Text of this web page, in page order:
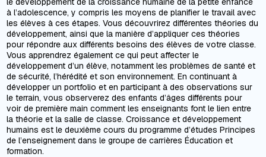
à l’adolescence, y compris les moyens de planifier le travail avec
les élèves à ces étapes. Vous découvrirez différentes théories du
développement, ainsi que la manière d’appliquer ces théories
pour répondre aux différents besoins des élèves de votre classe.
Vous apprendrez également ce qui peut affecter le
développement d’un élève, notamment les problèmes de santé et
de sécurité, l’hérédité et son environnement. En continuant à
développer un portfolio et en participant à des observations sur
le terrain, vous observerez des enfants d’âges différents pour
voir de première main comment les enseignants font le lien entre
la théorie et la salle de classe. Croissance et développement
humains est le deuxième cours du programme d’études Principes
de l’enseignement dans le groupe de carrières Éducation et
formation.